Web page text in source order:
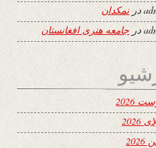
درنمکدان
در جامعه هنری افغانستان
2026
2026